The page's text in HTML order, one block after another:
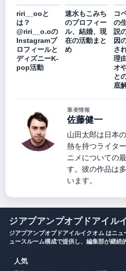
riri__ooと
は？
@riri__o.oの
Instagramプ
ロフィールと
ディズニーK-
pop活動
速水もこみち
のプロフィー
ル、結婚、現
在の活動まと
め
コ
の
説
因
さ
理
オ
と
底
筆者情報
佐藤健一
山田太郎は日本
熱を持つライタ
ニメについての
す。彼の作品は
います。
ジアプアンプオプドアイル
ジアプアンプオプドアイルイクオム はニ
ュースルーム構成で提供し、編集部が継続
人気